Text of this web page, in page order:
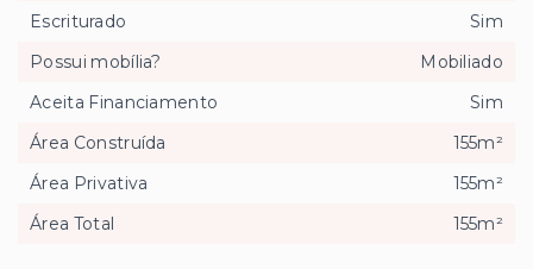
Escriturado
Sim
Possui mobília?
Mobiliado
Aceita Financiamento
Sim
Área Construída
155m²
Área Privativa
155m²
Área Total
155m²